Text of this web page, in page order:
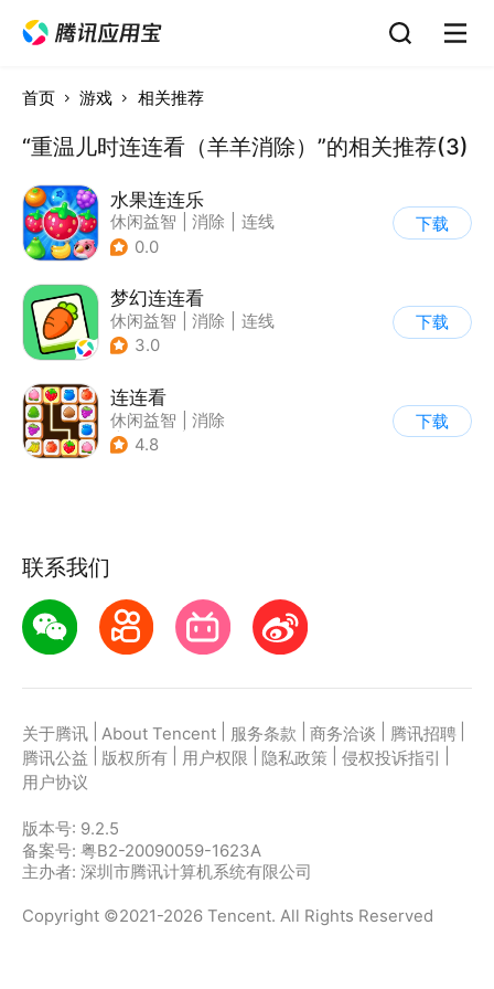
首页 游戏 相关推荐
“重温儿时连连看（羊羊消除）”的相关推荐(3)
水果连连乐
休闲益智 消除
连线
0.0
下载
梦幻连连看
休闲益智 消除
连线
3.0
下载
连连看
休闲益智
消除
| 多比特
4.8
下载
联系我们
关于腾讯 About Tencent 服务条款 商务洽谈 腾讯招聘
腾讯公益
版权所有 用户权限 隐私政策 侵权投诉指引
用户协议
版本号: 9.2.5
备案号: 粤B2-20090059-1623A
主办者: 深圳市腾讯计算机系统有限公司
Copyright ©2021-2026 Tencent. All Rights Reserved